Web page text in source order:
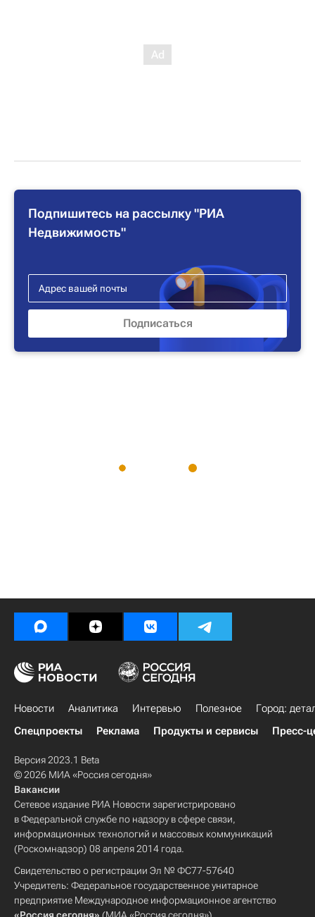
Подпишитесь на рассылку "РИА
Недвижимость"
Новости Аналитика Интервью Полезное
Город:
Спецпроекты
Реклама Продукты и сервисы Пресс-
Версия 2023.1 Beta
© 2026 МИА «Россия сегодня»
Вакансии
Сетевое издание РИА Новости зарегистрировано
в Федеральной службе по надзору в сфере связи,
информационных технологий и массовых коммуникаций
(Роскомнадзор) 08 апреля 2014 года.
Свидетельство о регистрации Эл № ФС77-57640
Учредитель: Федеральное государственное унитарное
предприятие Международное информационное агентство